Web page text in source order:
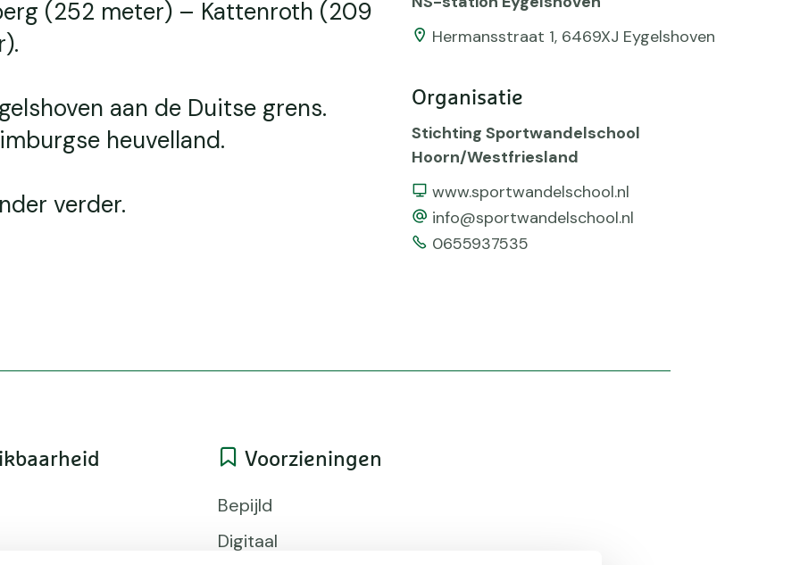
(252 meter) – Kattenroth (209
aan de Duitse grens.
heuvelland.
verder.
Hermansstraat 1, 6469XJ Eygelshoven
Organisatie
Stichting Sportwandelschool
Hoorn/Westfriesland
Website
www.sportwandelschool.nl
emailinfo@sportwandelschool.nl
Telefoonnummer
0655937535
Voorzieningen
Bepijld
Digitaal